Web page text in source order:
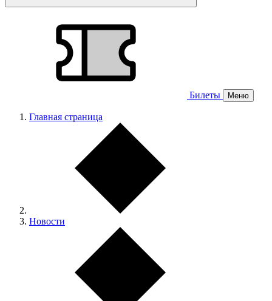
Билеты Меню
Главная страница
Новости